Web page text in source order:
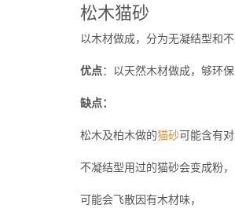
松木猫砂
以木材做成，分为无凝结型和不
优点：以天然木材做成，够环
缺点：
松木及柏木做的猫砂可能含有
不凝结型用过的猫砂会变成粉，
可能会飞散因有木材味，